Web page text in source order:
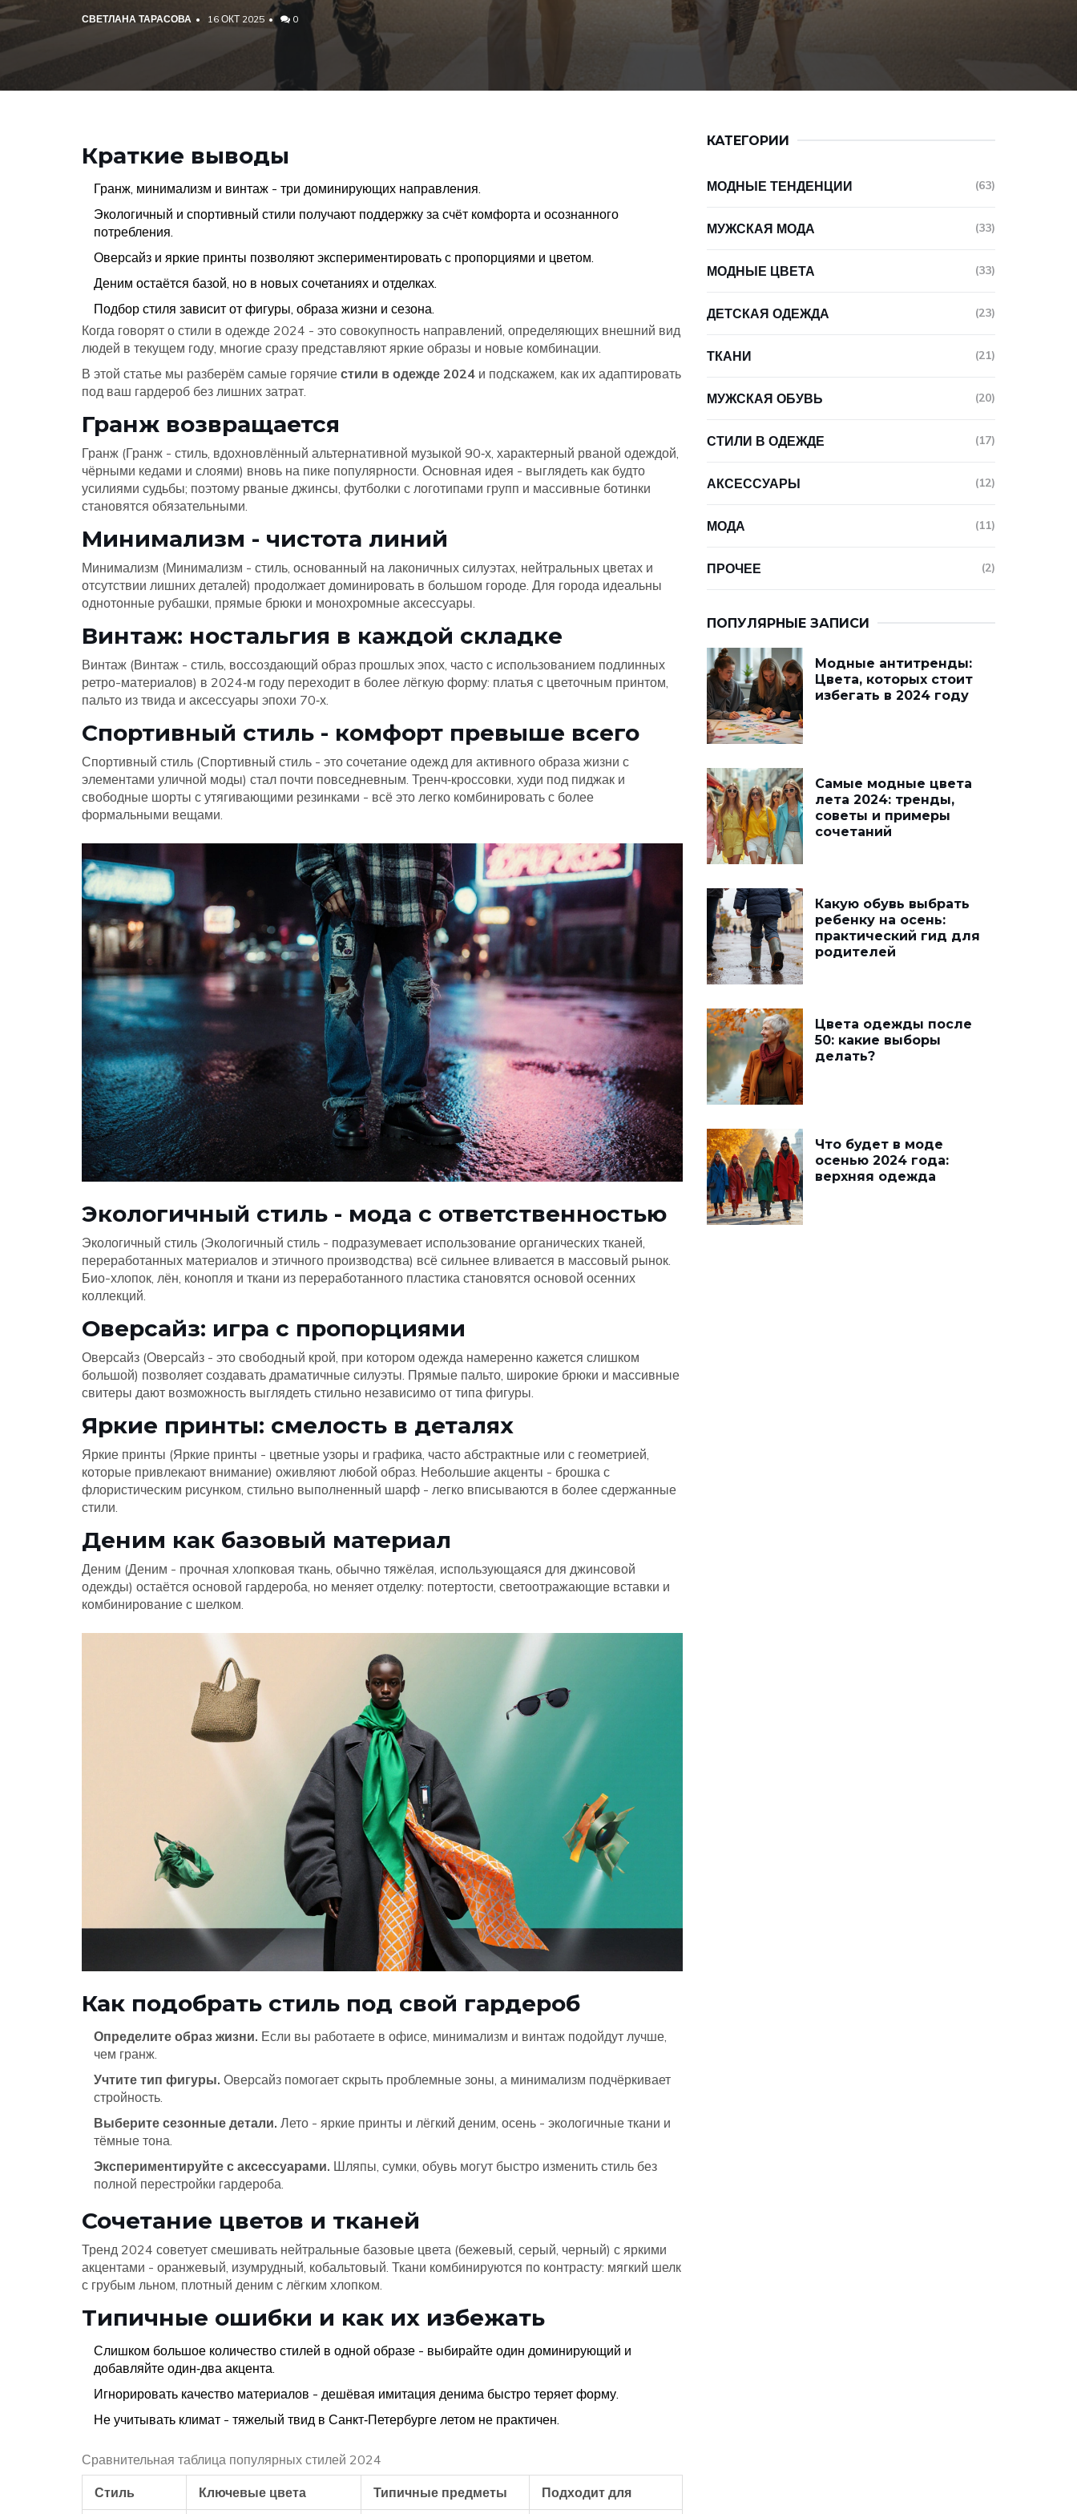
СВЕТЛАНА ТАРАСОВА 16 ОКТ 2025 0
Краткие выводы
Гранж, минимализм и винтаж - три доминирующих направления.
Экологичный и спортивный стили получают поддержку за счёт комфорта и осознанного
потребления.
Оверсайз и яркие принты позволяют экспериментировать с пропорциями и цветом.
Деним остаётся базой, но в новых сочетаниях и отделках.
Подбор стиля зависит от фигуры, образа жизни и сезона.
Когда говорят о стили в одежде 2024 - это совокупность направлений, определяющих внешний вид
людей в текущем году, многие сразу представляют яркие образы и новые комбинации.
В этой статье мы разберём самые горячие стили в одежде 2024 и подскажем, как их адаптировать
под ваш гардероб без лишних затрат.
Гранж возвращается
Гранж (Гранж - стиль, вдохновлённый альтернативной музыкой 90‑х, характерный рваной одеждой,
чёрными кедами и слоями) вновь на пике популярности. Основная идея - выглядеть как будто
усилиями судьбы; поэтому рваные джинсы, футболки с логотипами групп и массивные ботинки
становятся обязательными.
Минимализм - чистота линий
Минимализм (Минимализм - стиль, основанный на лаконичных силуэтах, нейтральных цветах и
отсутствии лишних деталей) продолжает доминировать в большом городе. Для города идеальны
однотонные рубашки, прямые брюки и монохромные аксессуары.
Винтаж: ностальгия в каждой складке
Винтаж (Винтаж - стиль, воссоздающий образ прошлых эпох, часто с использованием подлинных
ретро-материалов) в 2024‑м году переходит в более лёгкую форму: платья с цветочным принтом,
пальто из твида и аксессуары эпохи 70‑х.
Спортивный стиль - комфорт превыше всего
Спортивный стиль (Спортивный стиль - это сочетание одежд для активного образа жизни с
элементами уличной моды) стал почти повседневным. Тренч‑кроссовки, худи под пиджак и
свободные шорты с утягивающими резинками - всё это легко комбинировать с более
формальными вещами.
Экологичный стиль - мода с ответственностью
Экологичный стиль (Экологичный стиль - подразумевает использование органических тканей,
переработанных материалов и этичного производства) всё сильнее вливается в массовый рынок.
Био-хлопок, лён, конопля и ткани из переработанного пластика становятся основой осенних
коллекций.
Оверсайз: игра с пропорциями
Оверсайз (Оверсайз - это свободный крой, при котором одежда намеренно кажется слишком
большой) позволяет создавать драматичные силуэты. Прямые пальто, широкие брюки и массивные
свитеры дают возможность выглядеть стильно независимо от типа фигуры.
Яркие принты: смелость в деталях
Яркие принты (Яркие принты - цветные узоры и графика, часто абстрактные или с геометрией,
которые привлекают внимание) оживляют любой образ. Небольшие акценты - брошка с
флористическим рисунком, стильно выполненный шарф - легко вписываются в более сдержанные
стили.
Деним как базовый материал
Деним (Деним - прочная хлопковая ткань, обычно тяжёлая, использующаяся для джинсовой
одежды) остаётся основой гардероба, но меняет отделку: потертости, светоотражающие вставки и
комбинирование с шелком.
Как подобрать стиль под свой гардероб
Определите образ жизни. Если вы работаете в офисе, минимализм и винтаж подойдут лучше,
чем гранж.
Учтите тип фигуры. Оверсайз помогает скрыть проблемные зоны, а минимализм подчёркивает
стройность.
Выберите сезонные детали. Лето - яркие принты и лёгкий деним, осень - экологичные ткани и
тёмные тона.
Экспериментируйте с аксессуарами. Шляпы, сумки, обувь могут быстро изменить стиль без
полной перестройки гардероба.
Сочетание цветов и тканей
Тренд 2024 советует смешивать нейтральные базовые цвета (бежевый, серый, черный) с яркими
акцентами - оранжевый, изумрудный, кобальтовый. Ткани комбинируются по контрасту: мягкий шелк
с грубым льном, плотный деним с лёгким хлопком.
Типичные ошибки и как их избежать
Слишком большое количество стилей в одной образе - выбирайте один доминирующий и
добавляйте один‑два акцента.
Игнорировать качество материалов - дешёвая имитация денима быстро теряет форму.
Не учитывать климат - тяжелый твид в Санкт‑Петербурге летом не практичен.
Сравнительная таблица популярных стилей 2024
Стиль Ключевые цвета Типичные предметы Подходит для
КАТЕГОРИИ
МОДНЫЕ ТЕНДЕНЦИИ (63)
МУЖСКАЯ МОДА (33)
МОДНЫЕ ЦВЕТА (33)
ДЕТСКАЯ ОДЕЖДА (23)
ТКАНИ (21)
МУЖСКАЯ ОБУВЬ (20)
СТИЛИ В ОДЕЖДЕ (17)
АКСЕССУАРЫ (12)
МОДА (11)
ПРОЧЕЕ (2)
ПОПУЛЯРНЫЕ ЗАПИСИ
Модные антитренды:
Цвета, которых стоит
избегать в 2024 году
Самые модные цвета
лета 2024: тренды,
советы и примеры
сочетаний
Какую обувь выбрать
ребенку на осень:
практический гид для
родителей
Цвета одежды после
50: какие выборы
делать?
Что будет в моде
осенью 2024 года:
верхняя одежда